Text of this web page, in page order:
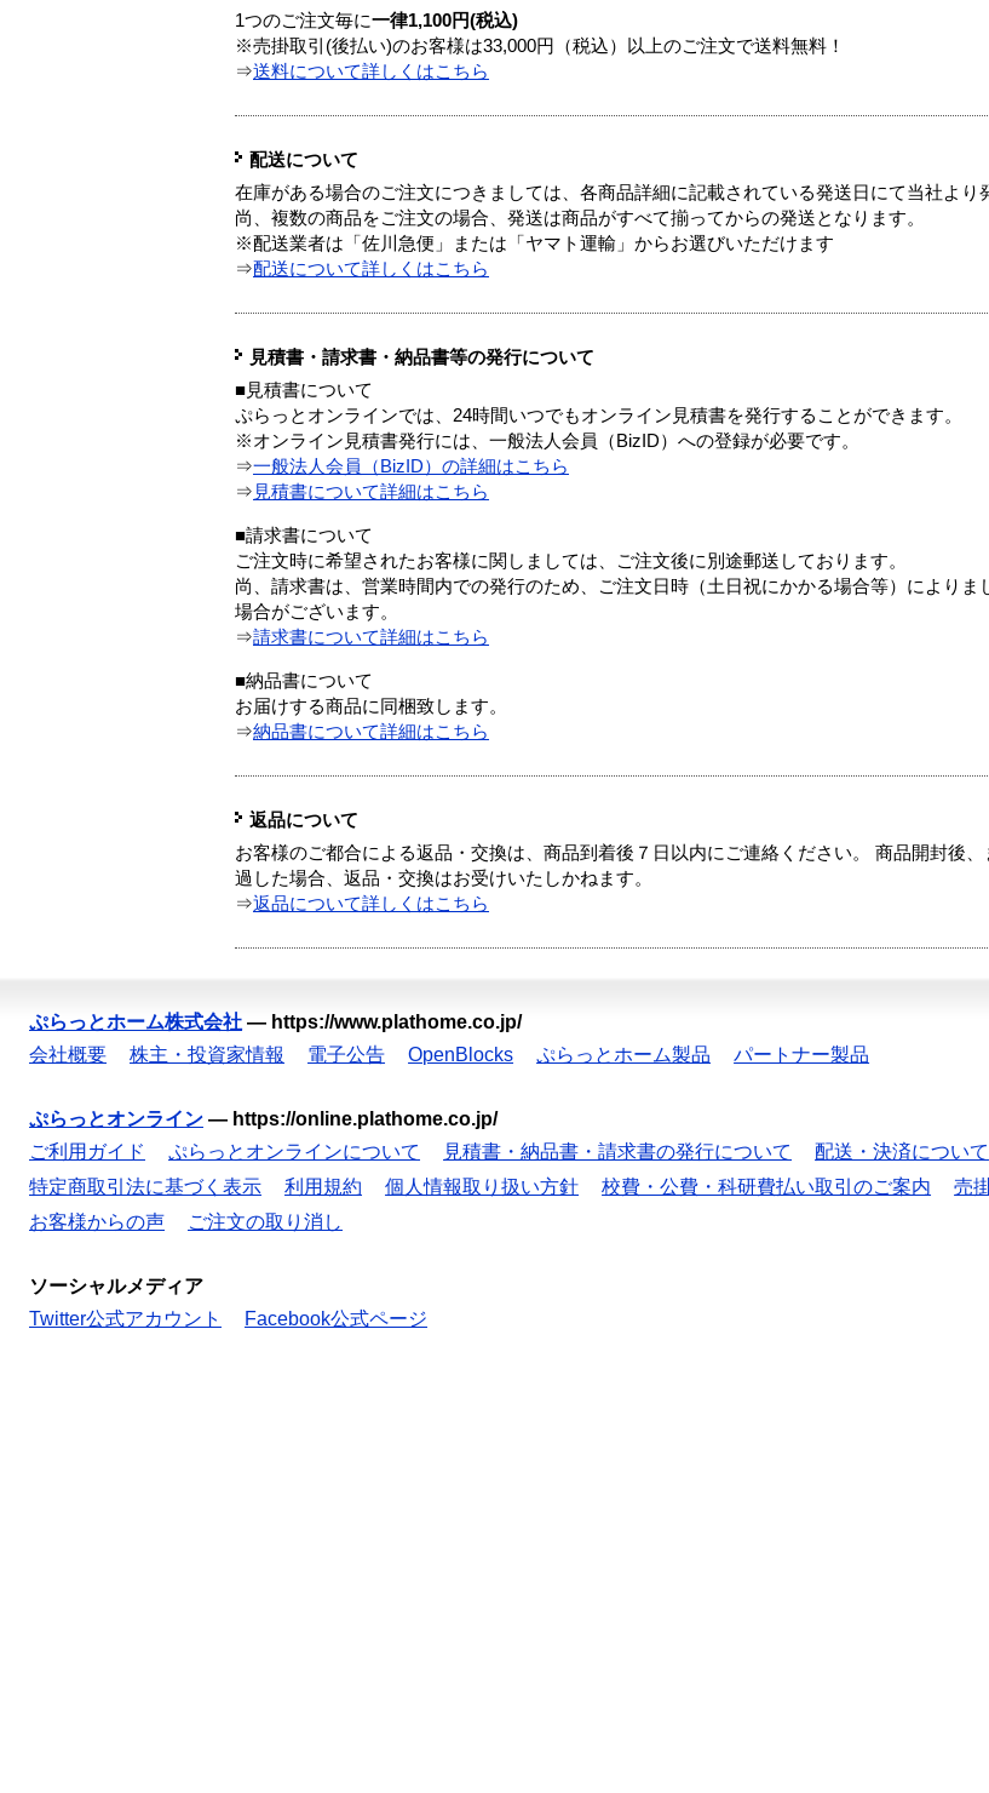
1つのご注文毎に一律1,100円(税込)
※売掛取引(後払い)のお客様は33,000円（税込）以上のご注文で送料無料！
⇒送料について詳しくはこちら
配送について
在庫がある場合のご注文につきましては、各商品詳細に記載されている発送日にて当社より
尚、複数の商品をご注文の場合、発送は商品がすべて揃ってからの発送となります。
※配送業者は「佐川急便」または「ヤマト運輸」からお選びいただけます
⇒配送について詳しくはこちら
見積書・請求書・納品書等の発行について
■見積書について
ぷらっとオンラインでは、24時間いつでもオンライン見積書を発行することができます。
※オンライン見積書発行には、一般法人会員（BizID）への登録が必要です。
⇒一般法人会員（BizID）の詳細はこちら
⇒ 見積書について詳細はこちら
■請求書について
ご注文時に希望されたお客様に関しましては、ご注文後に別途郵送しております。
尚、請求書は、営業時間内での発行のため、ご注文日時（土日祝にかかる場合等）によりま
場合がございます。
⇒請求書について詳細はこちら
■納品書について
お届けする商品に同梱致します。
⇒納品書について詳細はこちら
返品について
お客様のご都合による返品・交換は、商品到着後７日以内にご連絡ください。 商品開封後
過した場合、返品・交換はお受けいたしかねます。
⇒返品について詳しくはこちら
ぷらっとホーム株式会社 — https://www.plathome.co.jp/
会社概要
株主・投資家情報 電子公告 OpenBlocks ぷらっとホーム製品 パートナー製品
ぷらっとオンライン — https://online.plathome.co.jp/
ご利用ガイド
ぷらっとオンラインについて 見積書・納品書・請求書の発行について 配送・決済について
特定商取引法に基づく表示
利用規約 個人情報取り扱い方針 校費・公費・科研費払い取引のご案内 売
お客様からの声
ご注文の取り消し
ソーシャルメディア
Twitter公式アカウント
Facebook公式ページ